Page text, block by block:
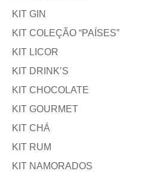
KIT GIN
KIT COLEÇÃO “PAÍSES”
KIT LICOR
KIT DRINK’S
KIT CHOCOLATE
KIT GOURMET
KIT CHÁ
KIT RUM
KIT NAMORADOS